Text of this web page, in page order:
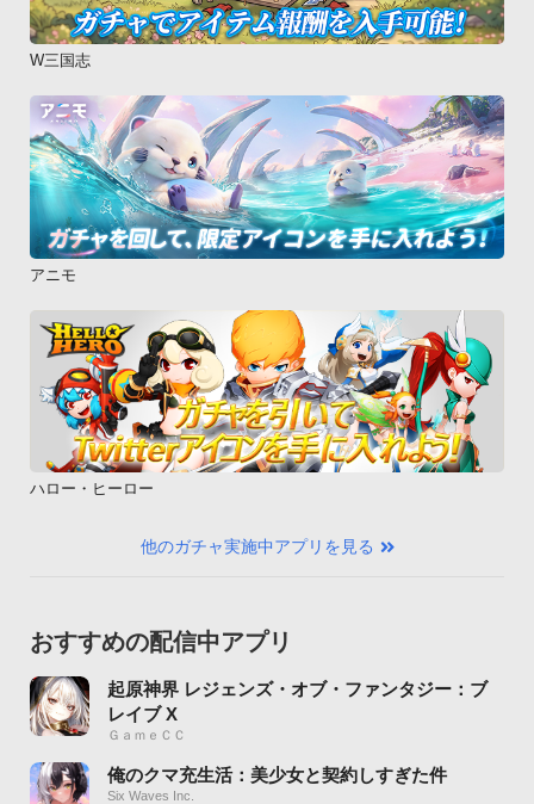
W三国志
アニモ
ハロー・ヒーロー
他のガチャ実施中アプリを見る
おすすめの配信中アプリ
起原神界 レジェンズ・オブ・ファンタジー：ブ
レイブ X
ＧａｍｅＣＣ
俺のクマ充生活：美少女と契約しすぎた件
Six Waves Inc.